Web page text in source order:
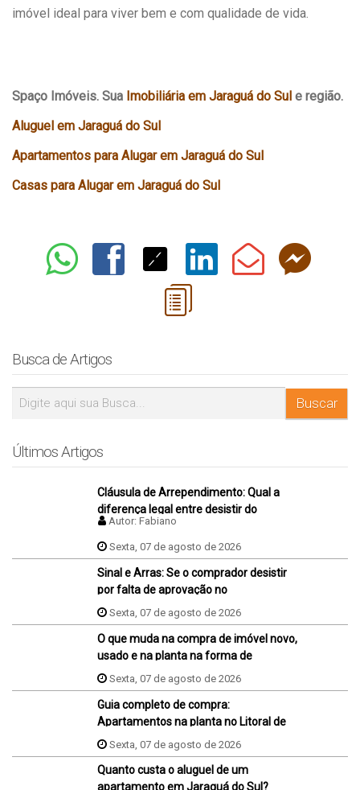
imóvel ideal para viver bem e com qualidade de vida.
Spaço Imóveis. Sua Imobiliária em Jaraguá do Sul e região.
Aluguel em Jaraguá do Sul
Apartamentos para Alugar em Jaraguá do Sul
Casas para Alugar em Jaraguá do Sul
Busca de Artigos
Últimos Artigos
Cláusula de Arrependimento: Qual a
diferença legal entre desistir do
negócio antes e depois da assinatura
da promessa de compra e venda do
imóvel?
Autor: Fabiano
Sexta, 07 de agosto de 2026
Sinal e Arras: Se o comprador desistir
por falta de aprovação no
financiamento, ele perde o sinal dados
na proposta?
Sexta, 07 de agosto de 2026
O que muda na compra de imóvel novo,
usado e na planta na forma de
pagamento?
Sexta, 07 de agosto de 2026
Guia completo de compra:
Apartamentos na planta no Litoral de
SCSexta, 07 de agosto de 2026
Quanto custa o aluguel de um
apartamento em Jaraguá do Sul?